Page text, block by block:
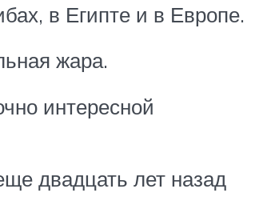
в Египте и в Европе.
жара.
интересной
двадцать лет назад